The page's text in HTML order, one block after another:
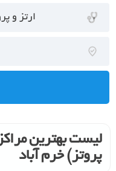
ارتز و
لیست بهترین
پروتز) خرم آباد